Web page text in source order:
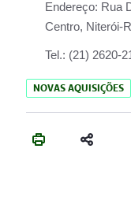
Endereço: Rua
Centro, Niterói-
Tel.: (21) 2620-
NOVAS AQUISIÇÕES